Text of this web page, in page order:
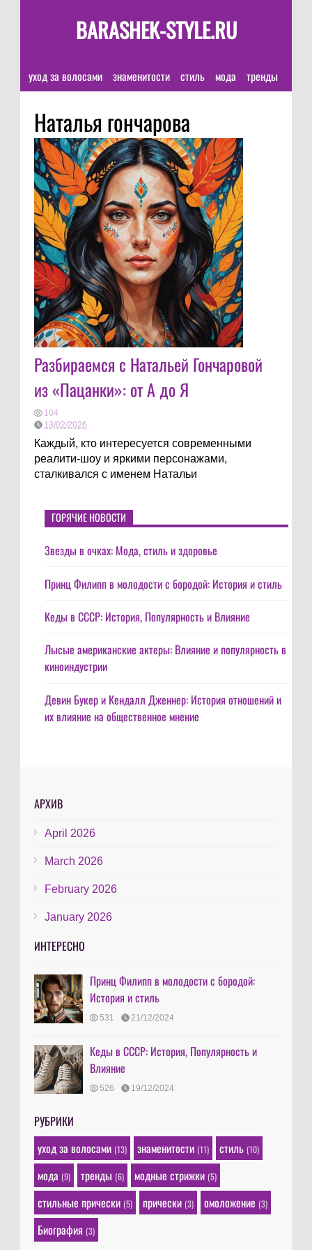
BARASHEK-STYLE.RU
уход за волосами знаменитости стиль мода тренды
Наталья гончарова
Разбираемся с Натальей Гончаровой
из «Пацанки»: от А до Я
104
13/02/2026
Каждый, кто интересуется современными
реалити-шоу и яркими персонажами,
сталкивался с именем Натальи
ГОРЯЧИЕ НОВОСТИ
Звезды в очках: Мода, стиль и здоровье
Принц Филипп в молодости с бородой: История и стиль
Кеды в СССР: История, Популярность и Влияние
Лысые американские актеры: Влияние и популярность в
киноиндустрии
Девин Букер и Кендалл Дженнер: История отношений и
их влияние на общественное мнение
АРХИВ
April 2026
March 2026
February 2026
January 2026
ИНТЕРЕСНО
Принц Филипп в молодости с бородой:
История и стиль
531 21/12/2024
Кеды в СССР: История, Популярность и
Влияние
526 19/12/2024
РУБРИКИ
уход за волосами (13) знаменитости (11) стиль (10)
мода (9) тренды (6) модные стрижки (5)
стильные прически (5) прически (3) омоложение (3)
Биография (3)